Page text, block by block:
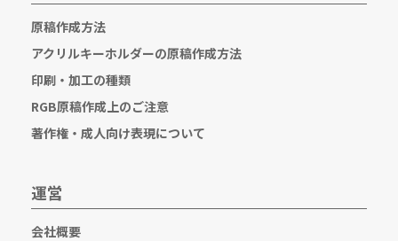
原稿作成方法
アクリルキーホルダーの原稿作成方法
印刷・加工の種類
RGB原稿作成上のご注意
著作権・成人向け表現について
運営
会社概要